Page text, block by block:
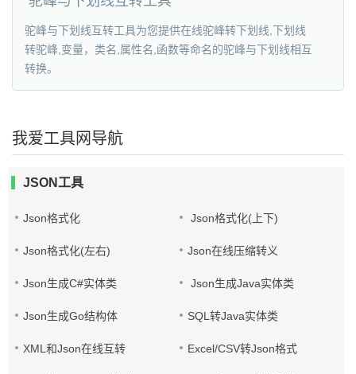
驼峰与下划线互转工具为您提供在线驼峰转下划线,下划线
转驼峰,变量，类名,属性名,函数等命名的驼峰与下划线相互
转换。
我爱工具网导航
JSON工具
Json格式化 Json格式化(上下)
Json格式化(左右) Json在线压缩转义
Json生成C#实体类 Json生成Java实体类
Json生成Go结构体 SQL转Java实体类
XML和Json在线互转 Excel/CSV转Json格式